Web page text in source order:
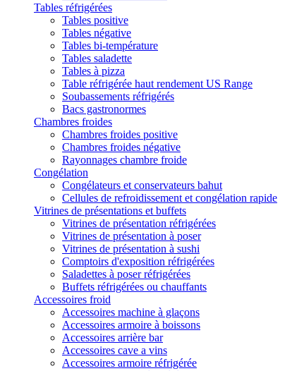
Tables réfrigérées
Tables positive
Tables négative
Tables bi-température
Tables saladette
Tables à pizza
Table réfrigérée haut rendement US Range
Soubassements réfrigérés
Bacs gastronormes
Chambres froides
Chambres froides positive
Chambres froides négative
Rayonnages chambre froide
Congélation
Congélateurs et conservateurs bahut
Cellules de refroidissement et congélation rapide
Vitrines de présentations et buffets
Vitrines de présentation réfrigérées
Vitrines de présentation à poser
Vitrines de présentation à sushi
Comptoirs d'exposition réfrigérées
Saladettes à poser réfrigérées
Buffets réfrigérées ou chauffants
Accessoires froid
Accessoires machine à glaçons
Accessoires armoire à boissons
Accessoires arrière bar
Accessoires cave a vins
Accessoires armoire réfrigérée